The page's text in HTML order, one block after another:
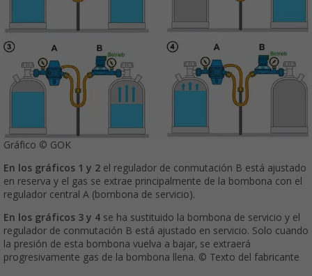
Gráfico © GOK
En los gráficos 1 y 2 el regulador de conmutación B está ajustado
en reserva y el gas se extrae principalmente de la bombona con el
regulador central A (bombona de servicio).
En los gráficos 3 y 4 se ha sustituido la bombona de servicio y el
regulador de conmutación B está ajustado en servicio. Solo cuando
la presión de esta bombona vuelva a bajar, se extraerá
progresivamente gas de la bombona llena. © Texto del fabricante